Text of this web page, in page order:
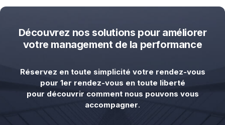
Découvrez nos solutions pour améliorer
votre management de la performance
Réservez en toute simplicité votre rendez-vous
pour 1er rendez-vous en toute liberté
pour découvrir comment nous pouvons vous
accompagner.